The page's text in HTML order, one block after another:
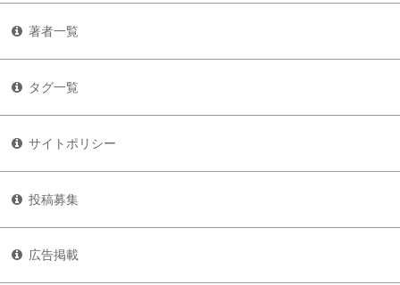
著者一覧
タグ一覧
サイトポリシー
投稿募集
広告掲載